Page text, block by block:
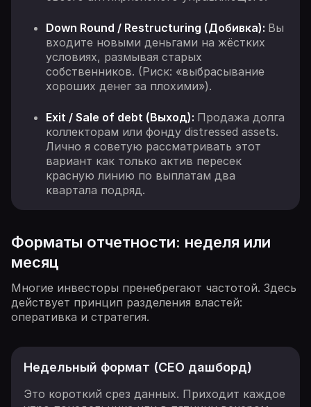
Down Round / Restructuring (Добивка): Вы
входите новыми деньгами на жёстких
условиях, размывая старых
собственников. (Риск: «выбрасывание
хороших денег за плохими»).
Exit / Sale of debt (Выход): Продажа долга
коллекторам или фонду distressed assets.
Лично я советую рассматривать этот
вариант как только актив пересек
красную линию по выплатам два
квартала подряд.
Форматы отчетности: неделя или
месяц
Многие инвесторы пренебрегают частотой. Здесь
действует принцип разделения властей:
оперативка и стратегия.
Недельный формат (CEO дашборд)
Это короткий срез данных. Приходит каждое